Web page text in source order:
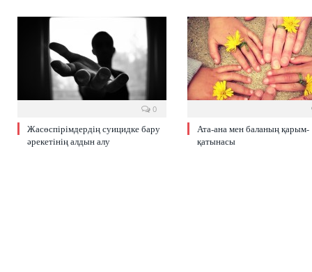
0
Жасөспірімдердің суицидке бару
әрекетінің алдын алу
Ата-ана мен баланың қарым-
қатынасы